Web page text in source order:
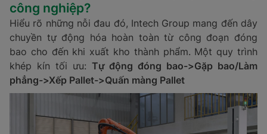
công nghiệp?
Hiểu rõ những nỗi đau đó, Intech Group mang đến dây
chuyền tự động hóa hoàn toàn từ công đoạn đóng
bao cho đến khi xuất kho thành phẩm. Một quy trình
khép kín tối ưu: Tự động đóng bao->Gặp bao/Làm
phẳng->Xếp Pallet->Quấn màng Pallet